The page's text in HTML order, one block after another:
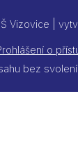
Vizovice |
o
bez